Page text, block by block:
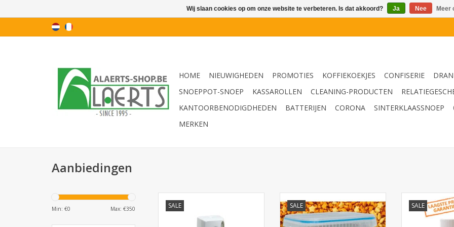
HOME NIEUWIGHEDEN PROMOTIES KOFFIEKOEKJES CONFISERIE
SNOEPPOT-SNOEP
KASSAROLLEN CLEANING-PRODUCTEN
KANTOORBENODIGDHEDEN
BATTERIJEN CORONA SINTERKLAASSNOEP
MERKEN
Aanbiedingen
Min: €0 Max: €350 SALE
geschikt voor vliegen bestrijding
horeca en voedingsindustrie of
SALE
TOEVOEGEN AAN WINKELWAGEN
SALE
X-one
goedgekeurd
vliegen,
Wij slaan cookies op om onze website te verbeteren. Is dat akkoord? Ja Nee Meer